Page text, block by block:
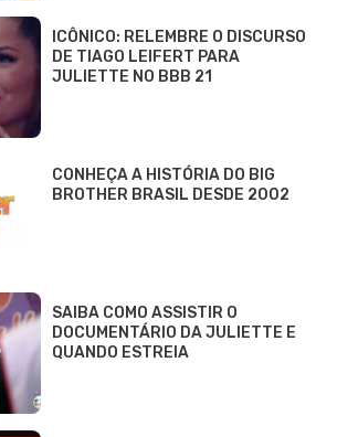
ICÔNICO: RELEMBRE O DISCURSO
DE TIAGO LEIFERT PARA
JULIETTE NO BBB 21
CONHEÇA A HISTÓRIA DO BIG
BROTHER BRASIL DESDE 2002
SAIBA COMO ASSISTIR O
DOCUMENTÁRIO DA JULIETTE E
QUANDO ESTREIA